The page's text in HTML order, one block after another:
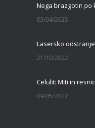
03/04/2025
Lasersko
21/10/2022
Celulit: Miti in
09/05/2022